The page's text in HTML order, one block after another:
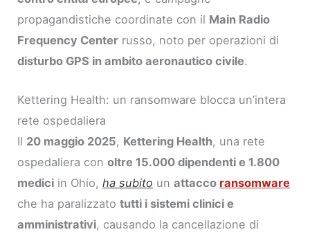
propagandistiche coordinate con il Main Radio
Frequency Center russo, noto per operazioni di
disturbo GPS in ambito aeronautico civile.
Kettering Health: un ransomware blocca un’intera
rete ospedaliera
Il 20 maggio 2025, Kettering Health, una rete
ospedaliera conoltre 15.000 dipendenti e 1.800
medici in Ohio,ha subito unattacco ransomware
che ha paralizzatotutti i sistemi clinici e
amministrativi, causando la cancellazione di